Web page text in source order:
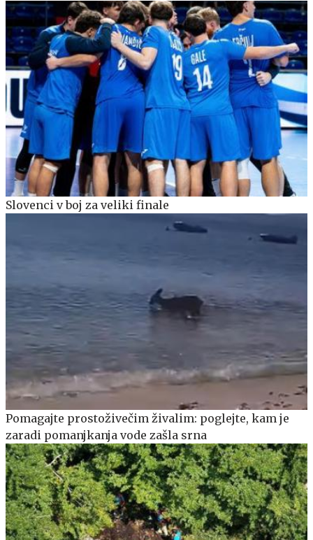
Slovenci v boj za veliki finale
Pomagajte prostoživečim živalim: poglejte, kam je
zaradi pomanjkanja vode zašla srna